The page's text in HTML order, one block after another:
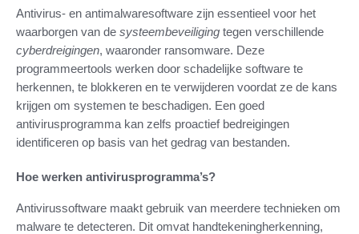
Antivirus- en antimalwaresoftware zijn essentieel voor het
waarborgen van de systeembeveiliging tegen verschillende
cyberdreigingen, waaronder ransomware. Deze
programmeertools werken door schadelijke software te
herkennen, te blokkeren en te verwijderen voordat ze de kans
krijgen om systemen te beschadigen. Een goed
antivirusprogramma kan zelfs proactief bedreigingen
identificeren op basis van het gedrag van bestanden.
Hoe werken antivirusprogramma’s?
Antivirussoftware maakt gebruik van meerdere technieken om
malware te detecteren. Dit omvat handtekeningherkenning,